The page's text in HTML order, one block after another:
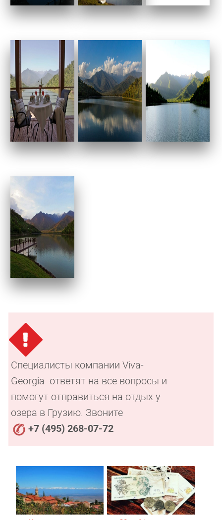
Специалисты компании Viva-
Georgia ответят на все вопросы и
помогут отправиться на отдых у
озера в Грузию. Звоните
+7 (495) 268-07-72